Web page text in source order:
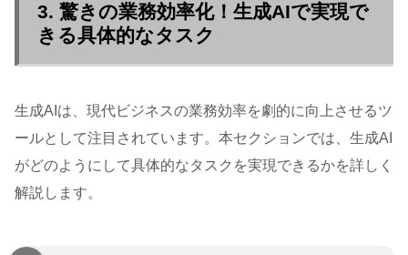
3. 驚きの業務効率化！生成AIで実現で
きる具体的なタスク
生成AIは、現代ビジネスの業務効率を劇的に向上させるツ
ールとして注目されています。本セクションでは、生成AI
がどのようにして具体的なタスクを実現できるかを詳しく
解説します。